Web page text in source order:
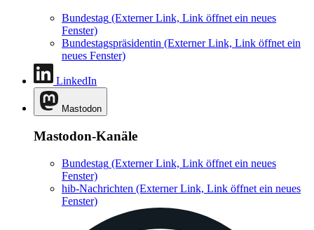
Bundestag (Externer Link, Link öffnet ein neues
Fenster)
Bundestagspräsidentin (Externer Link, Link öffnet ein
neues Fenster)
LinkedIn
Mastodon
Mastodon-Kanäle
Bundestag (Externer Link, Link öffnet ein neues
Fenster)
hib-Nachrichten (Externer Link, Link öffnet ein neues
Fenster)